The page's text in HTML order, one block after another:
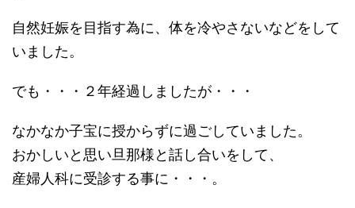
自然妊娠を目指す為に、体を冷やさないなどをして
いました。
でも・・・２年経過しましたが・・・
なかなか子宝に授からずに過ごしていました。
おかしいと思い旦那様と話し合いをして、
産婦人科に受診する事に・・・。